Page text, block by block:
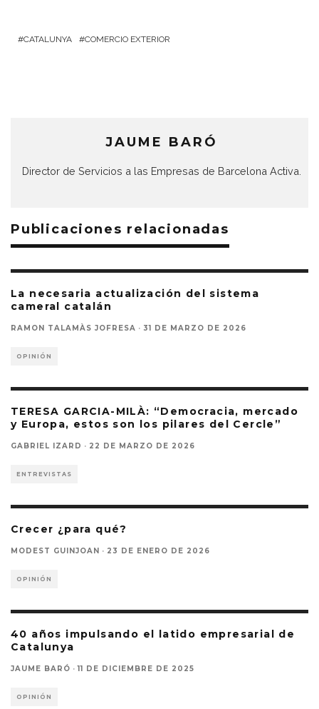
CATALUNYA COMERCIO EXTERIOR
JAUME BARÓ
Director de Servicios a las Empresas de Barcelona Activa.
Publicaciones relacionadas
La necesaria actualización del sistema
cameral catalán
RAMON TALAMÀS JOFRESA · 31 DE MARZO DE 2026
OPINIÓN
TERESA GARCIA-MILÀ: “Democracia, mercado
y Europa, estos son los pilares del Cercle”
GABRIEL IZARD · 22 DE MARZO DE 2026
ENTREVISTAS
Crecer ¿para qué?
MODEST GUINJOAN · 23 DE ENERO DE 2026
OPINIÓN
40 años impulsando el latido empresarial de
Catalunya
JAUME BARÓ · 11 DE DICIEMBRE DE 2025
OPINIÓN